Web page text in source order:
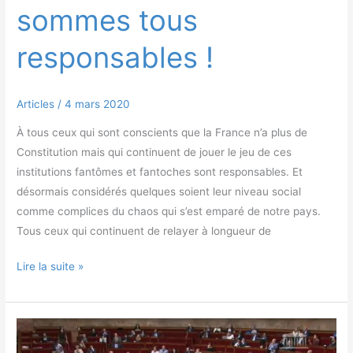
sommes tous
responsables !
Articles /4 mars 2020
À tous ceux qui sont conscients que la France n’a plus de
Constitution mais qui continuent de jouer le jeu de ces
institutions fantômes et fantoches sont responsables. Et
désormais considérés quelques soient leur niveau social
comme complices du chaos qui s’est emparé de notre pays.
Tous ceux qui continuent de relayer à longueur de
Lire la suite »
Un
référendum